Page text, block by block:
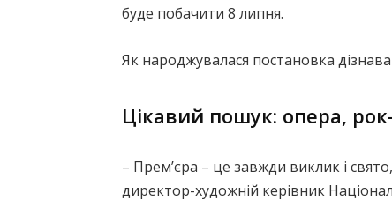
буде побачити 8 липня.
Як народжувалася постановка
Цікавий пошук: опера,
– Прем’єра – це завжди виклик і
директор-художній керівник